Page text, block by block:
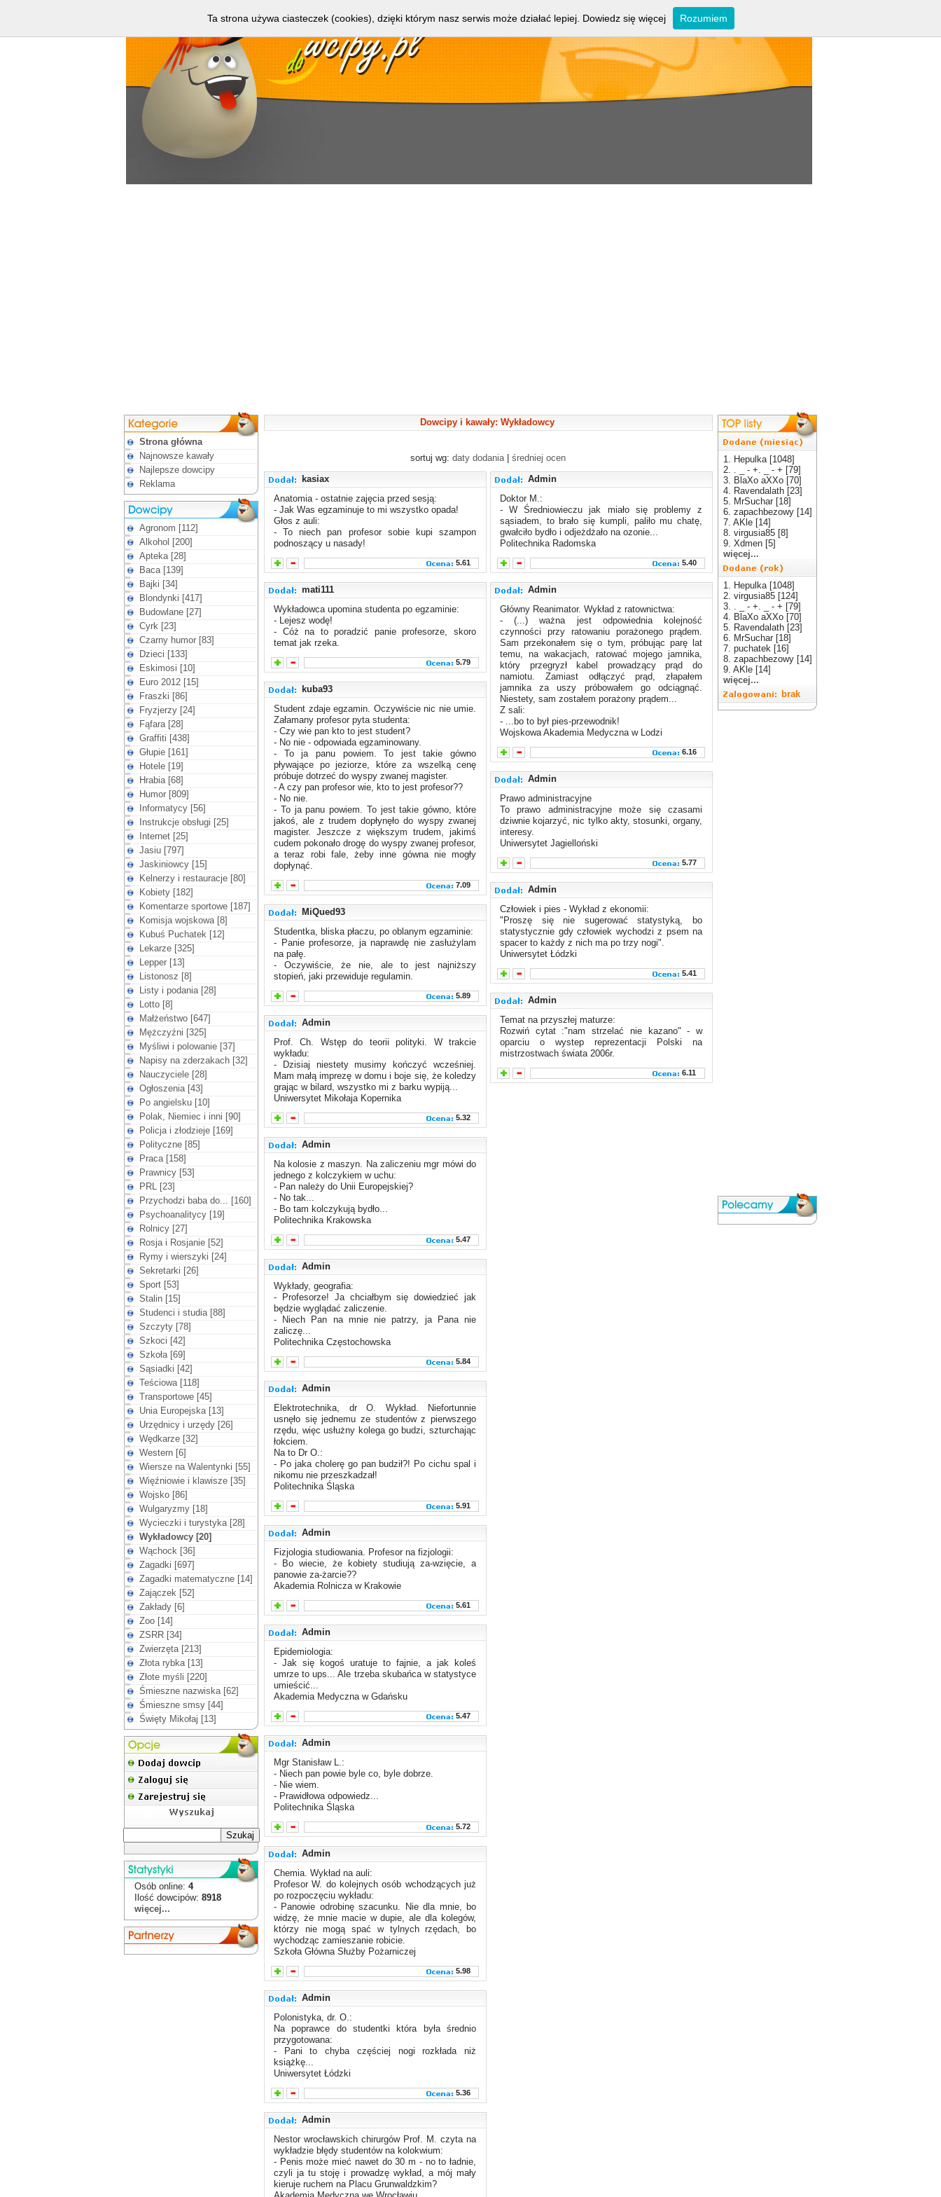
Strona główna
Najnowsze kawały
Najlepsze dowcipy
Reklama
Agronom [112]
Alkohol [200]
Apteka [28]
Baca [139]
Bajki [34]
Blondynki [417]
Budowlane [27]
Cyrk [23]
Czarny humor [83]
Dzieci [133]
Eskimosi [10]
Euro 2012 [15]
Fraszki [86]
Fryzjerzy [24]
Fąfara [28]
Graffiti [438]
Głupie [161]
Hotele [19]
Hrabia [68]
Humor [809]
Informatycy [56]
Instrukcje obsługi [25]
Internet [25]
Jasiu [797]
Jaskiniowcy [15]
Kelnerzy i restauracje [80]
Kobiety [182]
Komentarze sportowe [187]
Komisja wojskowa [8]
Kubuś Puchatek [12]
Lekarze [325]
Lepper [13]
Listonosz [8]
Listy i podania [28]
Lotto [8]
Małżeństwo [647]
Mężczyźni [325]
Myśliwi i polowanie [37]
Napisy na zderzakach [32]
Nauczyciele [28]
Ogłoszenia [43]
Po angielsku [10]
Polak, Niemiec i inni [90]
Policja i złodzieje [169]
Polityczne [85]
Praca [158]
Prawnicy [53]
PRL [23]
Przychodzi baba do... [160]
Psychoanalitycy [19]
Rolnicy [27]
Rosja i Rosjanie [52]
Rymy i wierszyki [24]
Sekretarki [26]
Sport [53]
Stalin [15]
Studenci i studia [88]
Szczyty [78]
Szkoci [42]
Szkoła [69]
Sąsiadki [42]
Teściowa [118]
Transportowe [45]
Unia Europejska [13]
Urzędnicy i urzędy [26]
Wędkarze [32]
Western [6]
Wiersze na Walentynki [55]
Więźniowie i klawisze [35]
Wojsko [86]
Wulgaryzmy [18]
Wycieczki i turystyka [28]
Wykładowcy [20]
Wąchock [36]
Zagadki [697]
Zagadki matematyczne [14]
Zajączek [52]
Zakłady [6]
Zoo [14]
ZSRR [34]
Zwierzęta [213]
Złota rybka [13]
Złote myśli [220]
Śmieszne nazwiska [62]
Śmieszne smsy [44]
Święty Mikołaj [13]
Osób online: 4
Ilość dowcipów: 8918
więcej...
Dowcipy i kawały: Wykładowcy
sortuj wg: daty dodania| średniej ocen
kasiax
Anatomia - ostatnie zajęcia przed sesją:
- Jak Was egzaminuje to mi wszystko opada!
Głos z auli:
- To niech pan profesor sobie kupi szampon
podnoszący u nasady!
5.61
mati111
Wykładowca upomina studenta po egzaminie:
- Lejesz wodę!
- Cóż na to poradzić panie profesorze, skoro
temat jak rzeka.
5.79
kuba93
Student zdaje egzamin. Oczywiście nic nie umie.
Załamany profesor pyta studenta:
- Czy wie pan kto to jest student?
- No nie - odpowiada egzaminowany.
- To ja panu powiem. To jest takie gówno
pływające po jeziorze, które za wszelką cenę
próbuje dotrzeć do wyspy zwanej magister.
- A czy pan profesor wie, kto to jest profesor??
- No nie.
- To ja panu powiem. To jest takie gówno, które
jakoś, ale z trudem dopłynęło do wyspy zwanej
magister. Jeszcze z większym trudem, jakimś
cudem pokonało drogę do wyspy zwanej profesor,
a teraz robi fale, żeby inne gówna nie mogły
dopłynąć.
7.09
MiQued93
Studentka, bliska płaczu, po oblanym egzaminie:
- Panie profesorze, ja naprawdę nie zasłużylam
na pałę.
- Oczywiście, że nie, ale to jest najniższy
stopień, jaki przewiduje regulamin.
5.89
Admin
Prof. Ch. Wstęp do teorii polityki. W trakcie
wykładu:
- Dzisiaj niestety musimy kończyć wcześniej.
Mam małą imprezę w domu i boje się, że koledzy
grając w bilard, wszystko mi z barku wypiją...
Uniwersytet Mikołaja Kopernika
5.32
Admin
Na kolosie z maszyn. Na zaliczeniu mgr mówi do
jednego z kolczykiem w uchu:
- Pan należy do Unii Europejskiej?
- No tak...
- Bo tam kolczykują bydło...
Politechnika Krakowska
5.47
Admin
Wykłady, geografia:
- Profesorze! Ja chciałbym się dowiedzieć jak
będzie wyglądać zaliczenie.
- Niech Pan na mnie nie patrzy, ja Pana nie
zaliczę...
Politechnika Częstochowska
5.84
Admin
Elektrotechnika, dr O. Wykład. Niefortunnie
usnęło się jednemu ze studentów z pierwszego
rzędu, więc usłużny kolega go budzi, szturchając
łokciem.
Na to Dr O.:
- Po jaka cholerę go pan budził?! Po cichu spal i
nikomu nie przeszkadzał!
Politechnika Śląska
5.91
Admin
Fizjologia studiowania. Profesor na fizjologii:
- Bo wiecie, że kobiety studiują za-wzięcie, a
panowie za-żarcie??
Akademia Rolnicza w Krakowie
5.61
Admin
Epidemiologia:
- Jak się kogoś uratuje to fajnie, a jak koleś
umrze to ups... Ale trzeba skubańca w statystyce
umieścić...
Akademia Medyczna w Gdańsku
5.47
Admin
Mgr Stanisław L.:
- Niech pan powie byle co, byle dobrze.
- Nie wiem.
- Prawidłowa odpowiedz...
Politechnika Śląska
5.72
Admin
Chemia. Wykład na auli:
Profesor W. do kolejnych osób wchodzących już
po rozpoczęciu wykładu:
- Panowie odrobinę szacunku. Nie dla mnie, bo
widzę, że mnie macie w dupie, ale dla kolegów,
którzy nie mogą spać w tylnych rzędach, bo
wychodząc zamieszanie robicie.
Szkoła Główna Służby Pożarniczej
5.98
Admin
Polonistyka, dr. O.:
Na poprawce do studentki która była średnio
przygotowana:
- Pani to chyba częściej nogi rozkłada niż
książkę...
Uniwersytet Łódzki
5.36
Admin
Nestor wrocławskich chirurgów Prof. M. czyta na
wykładzie błędy studentów na kolokwium:
- Penis może mieć nawet do 30 m - no to ładnie,
czyli ja tu stoję i prowadzę wykład, a mój mały
kieruje ruchem na Placu Grunwaldzkim?
Admin
Doktor M.:
- W Średniowieczu jak miało się problemy z
sąsiadem, to brało się kumpli, paliło mu chatę,
gwałciło bydło i odjeżdżało na ozonie...
Politechnika Radomska
5.40
Admin
Główny Reanimator. Wykład z ratownictwa:
- (...) ważna jest odpowiednia kolejność
czynności przy ratowaniu porażonego prądem.
Sam przekonałem się o tym, próbując parę lat
temu, na wakacjach, ratować mojego jamnika,
który przegryzł kabel prowadzący prąd do
namiotu. Zamiast odłączyć prąd, złapałem
jamnika za uszy próbowałem go odciągnąć.
Niestety, sam zostałem porażony prądem...
Z sali:
- ...bo to był pies-przewodnik!
Wojskowa Akademia Medyczna w Lodzi
6.16
Admin
Prawo administracyjne
To prawo administracyjne może się czasami
dziwnie kojarzyć, nic tylko akty, stosunki, organy,
interesy.
Uniwersytet Jagielloński
5.77
Admin
Człowiek i pies - Wykład z ekonomii:
"Proszę się nie sugerować statystyką, bo
statystycznie gdy człowiek wychodzi z psem na
spacer to każdy z nich ma po trzy nogi".
Uniwersytet Łódzki
5.41
Admin
Temat na przyszłej maturze:
Rozwiń cytat :"nam strzelać nie kazano" - w
oparciu o wystep reprezentacji Polski na
mistrzostwach świata 2006r.
6.11
1. Hepulka [1048]
2. . _ - +. _ - + [79]
3. BlaXo aXXo [70]
4. Ravendalath [23]
5. MrSuchar [18]
6. zapachbezowy [14]
7. AKle [14]
8. virgusia85 [8]
9. Xdmen [5]
więcej...
1. Hepulka [1048]
2. virgusia85 [124]
3. . _ - +. _ - + [79]
4. BlaXo aXXo [70]
5. Ravendalath [23]
6. MrSuchar [18]
7. puchatek [16]
8. zapachbezowy [14]
9. AKle [14]
więcej...
brak
Ta strona używa ciasteczek (cookies), dzięki którym nasz serwis może działać lepiej. Dowiedz się więcej Rozumiem